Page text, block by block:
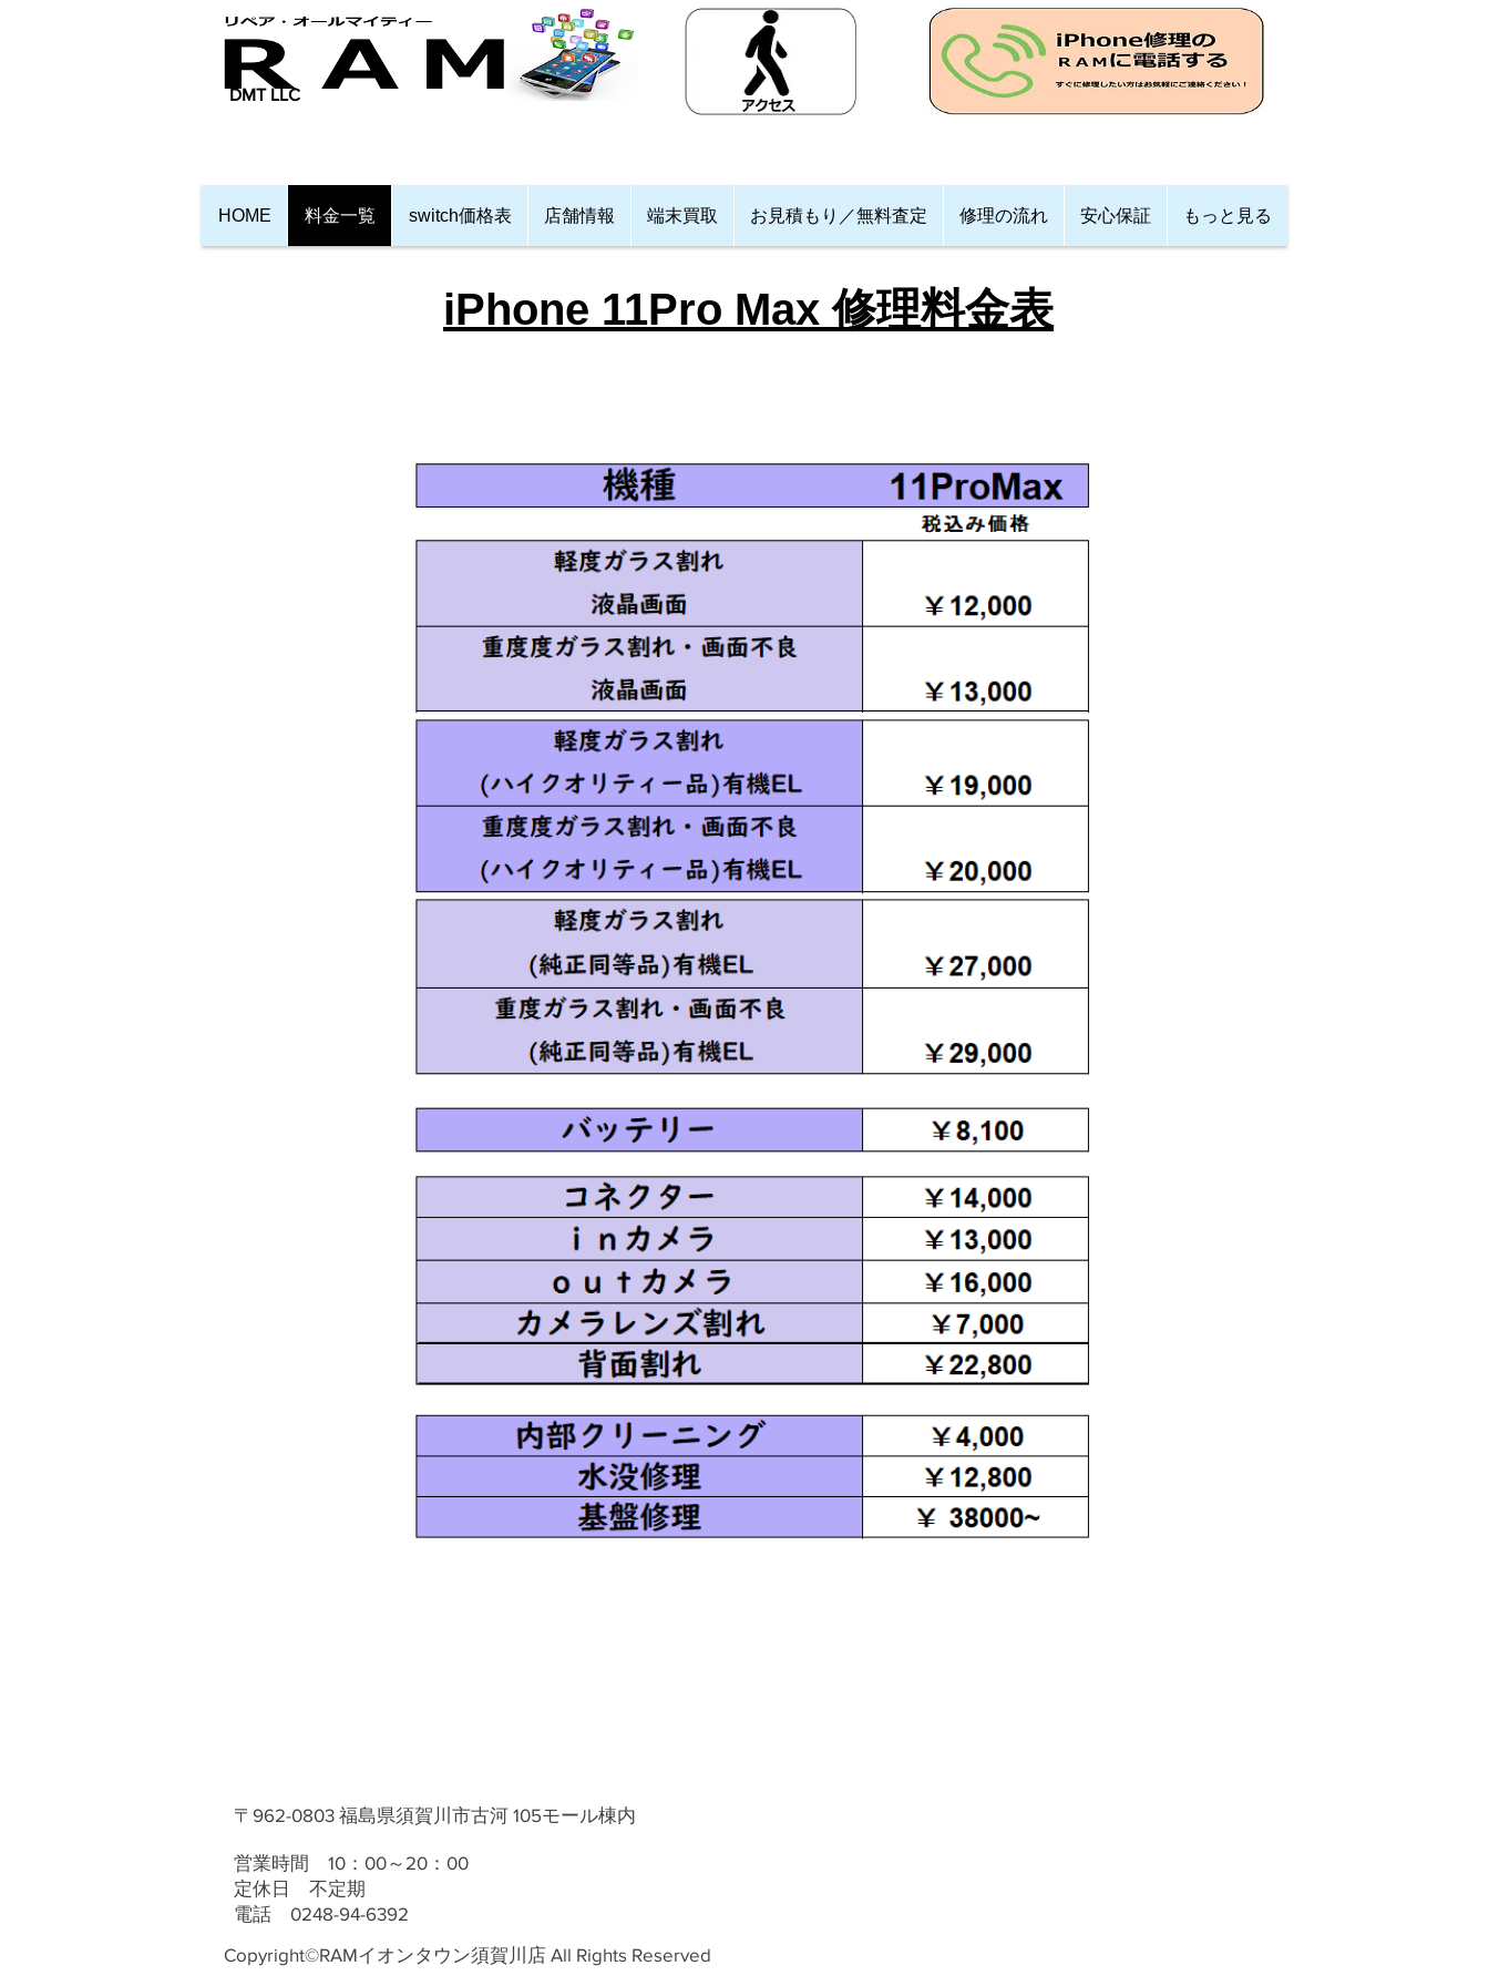
​DMT LLC
HOME 料金一覧 switch価格表 店舗情報 端末買取 お見積もり／無料査定 修理の流れ 安心保証 もっと見る
iPhone 11Pro Max 修理料金表
〒962-0803 福島県須賀川市古河 105モール棟内
営業時間 10：00～20：00
定休日 不定期
電話 0248-94-6392
Copyright©RAMイオンタウン須賀川店 All Rights Reserved